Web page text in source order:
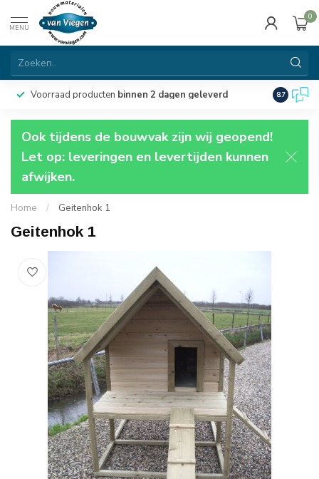
MENU
0
Voorraad producten binnen 2 dagen geleverd 8.7
Ook tijdens de bouwvak zijn wij geopend!
Let op: leveringen en levertijden kunnen
afwijken.
Home / Geitenhok 1
Geitenhok 1